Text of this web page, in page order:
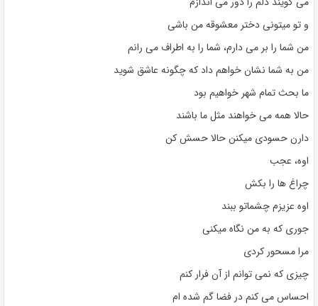
و تو میتونی دختر معشوقه من باشی
من شما را بر می دارم، شما را به اطراف می رانم
من به شما نشان خواهم داد که چگونه عاشق شوید
ما بحث تمام شهر خواهیم بود
حالا همه می خواهند مثل ما باشند
دارن حسودی میکنن حالا حسش کن
اوه، عجب
چراغ ها را بکش
اوه عزیزم چشماتو ببند
جوری که به من نگاه میکنی
مرا مسحور کردی
چیزی که نمی توانم از آن فرار کنم
احساس می کنم در فضا گم شده ام